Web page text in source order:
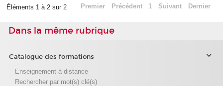
Éléments 1 à 2 sur 2 Premier Précédent 1 Suivant Dernier
Dans la même rubrique
Catalogue des formations
Enseignement à distance
Rechercher par mot(s) clé(s)